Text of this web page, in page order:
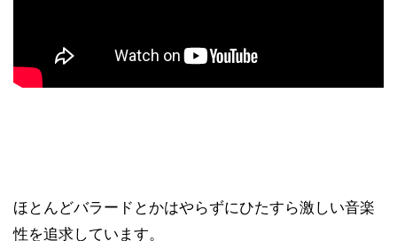
ほとんどバラードとかはやらずにひたすら激しい音楽
性を追求しています。